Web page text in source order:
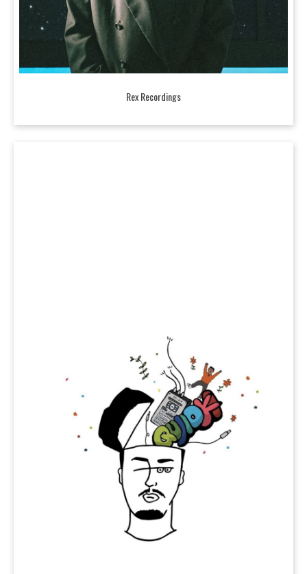
Rex Recordings